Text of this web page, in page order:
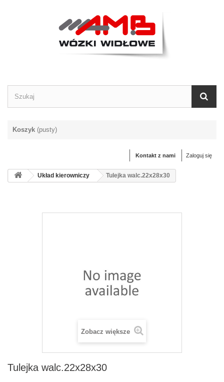
Koszyk (pusty)
Zaloguj się
Kontakt z nami
Układ kierowniczy Tulejka walc.22x28x30
Zobacz większe
Tulejka walc.22x28x30